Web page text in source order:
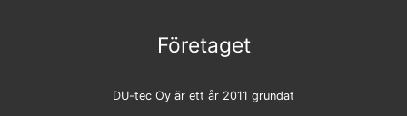
Företaget
DU-tec Oy är ett år 2011 grundat